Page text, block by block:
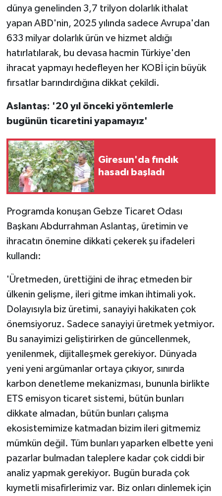
dünya genelinden 3,7 trilyon dolarlık ithalat
yapan ABD'nin, 2025 yılında sadece Avrupa'dan
633 milyar dolarlık ürün ve hizmet aldığı
hatırlatılarak, bu devasa hacmin Türkiye'den
ihracat yapmayı hedefleyen her KOBİ için büyük
fırsatlar barındırdığına dikkat çekildi.
Aslantaş: '20 yıl önceki yöntemlerle
bugünün ticaretini yapamayız'
Giresun'da fındık
hasadı başladı
Programda konuşan Gebze Ticaret Odası
Başkanı Abdurrahman Aslantaş, üretimin ve
ihracatın önemine dikkati çekerek şu ifadeleri
kullandı:
'Üretmeden, ürettiğini de ihraç etmeden bir
ülkenin gelişme, ileri gitme imkan ihtimali yok.
Dolayısıyla biz üretimi, sanayiyi hakikaten çok
önemsiyoruz. Sadece sanayiyi üretmek yetmiyor.
Bu sanayimizi geliştirirken de güncellenmek,
yenilenmek, dijitalleşmek gerekiyor. Dünyada
yeni yeni argümanlar ortaya çıkıyor, sınırda
karbon denetleme mekanizması, bununla birlikte
ETS emisyon ticaret sistemi, bütün bunları
dikkate almadan, bütün bunları çalışma
ekosistemimize katmadan bizim ileri gitmemiz
mümkün değil. Tüm bunları yaparken elbette yeni
pazarlar bulmadan taleplere kadar çok ciddi bir
analiz yapmak gerekiyor. Bugün burada çok
kıymetli misafirlerimiz var. Biz onları dinlemek için